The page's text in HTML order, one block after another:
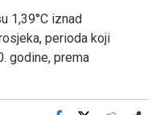
1,39°C iznad
perioda koji
godine, prema